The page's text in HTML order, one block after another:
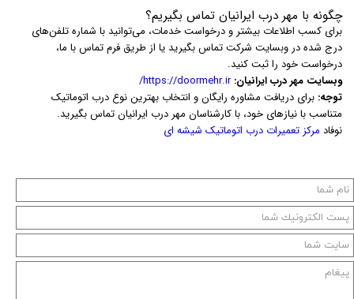
چگونه با مهر درب ایرانیان تماس بگیریم؟
برای کسب اطلاعات بیشتر و درخواست خدمات، می‌توانید با شماره تلفن‌های
درج شده در وبسایت شرکت تماس بگیرید یا از طریق فرم تماس با ما،
درخواست خود را ثبت کنید.
وبسایت مهر درب ایرانیان: https://doormehr.ir/
توجه: برای دریافت مشاوره رایگان و انتخاب بهترین نوع درب اتوماتیک
متناسب با نیازهای خود، با کارشناسان مهر درب ایرانیان تماس بگیرید.
نوفاد مرکز تعمیرات درب اتوماتیک شیشه ای